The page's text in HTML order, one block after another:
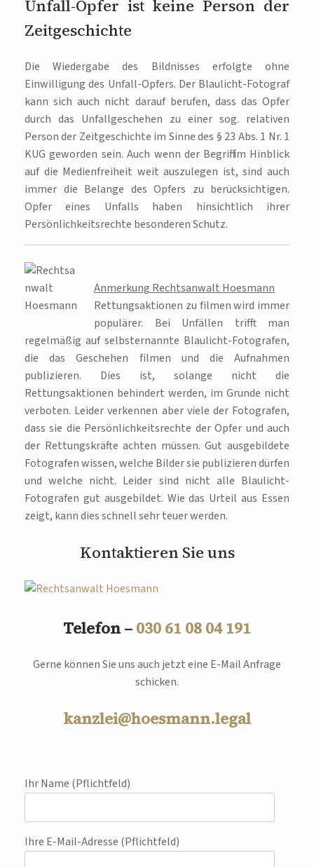
Unfall-Opfer ist keine Person der
Zeitgeschichte
Die Wiedergabe des Bildnisses erfolgte ohne
Einwilligung des Unfall-Opfers. Der Blaulicht-Fotograf
kann sich auch nicht darauf berufen, dass das Opfer
durch das Unfallgeschehen zu einer sog. relativen
Person der Zeitgeschichte im Sinne des § 23 Abs. 1 Nr. 1
KUG geworden sein. Auch wenn der Begriff im Hinblick
auf die Medienfreiheit weit auszulegen ist, sind auch
immer die Belange des Opfers zu berücksichtigen.
Opfer eines Unfalls haben hinsichtlich ihrer
Persönlichkeitsrechte besonderen Schutz.
Anmerkung Rechtsanwalt Hoesmann
Rettungsaktionen zu filmen wird immer
populärer. Bei Unfällen trifft man
regelmäßig auf selbsternannte Blaulicht-Fotografen,
die das Geschehen filmen und die Aufnahmen
publizieren. Dies ist, solange nicht die
Rettungsaktionen behindert werden, im Grunde nicht
verboten. Leider verkennen aber viele der Fotografen,
dass sie die Persönlichkeitsrechte der Opfer und auch
der Rettungskräfte achten müssen. Gut ausgebildete
Fotografen wissen, welche Bilder sie publizieren dürfen
und welche nicht. Leider sind nicht alle Blaulicht-
Fotografen gut ausgebildet. Wie das Urteil aus Essen
zeigt, kann dies schnell sehr teuer werden.
Kontaktieren Sie uns
Telefon – 030 61 08 04 191
Gerne können Sie uns auch jetzt eine E-Mail Anfrage
schicken.
kanzlei@hoesmann.legal
Ihr Name (Pflichtfeld)
Ihre E-Mail-Adresse (Pflichtfeld)